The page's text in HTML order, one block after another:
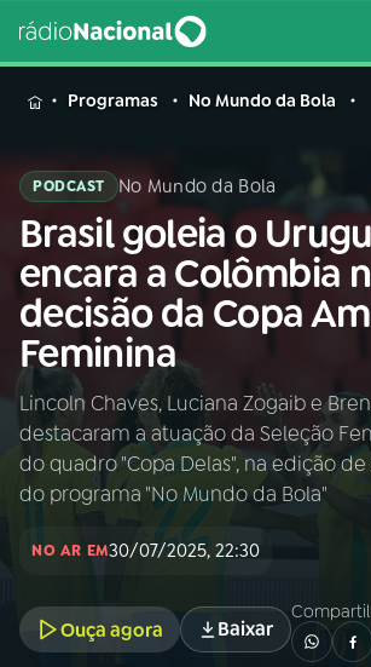
MENU
Buscar
na
Rádio
Nacional
Buscar
01INÍCIO
A RÁDIO
Programas No Mundo da Bola
PODCAST No Mundo da Bola
Brasil goleia o
encara a Colômbia
decisão da Copa
Feminina
Lincoln Chaves, Luciana Zogaib e
destacaram a atuação da Seleção
do quadro "Copa Delas", na edição
do programa "No Mundo da Bola"
NO AR EM30/07/2025, 22:30
Ouça agora Baixar